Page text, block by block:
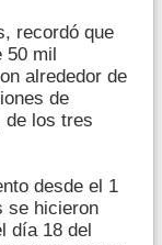
recordó que
50 mil
alrededor de
de
de los tres
desde el 1
se hicieron
día 18 del